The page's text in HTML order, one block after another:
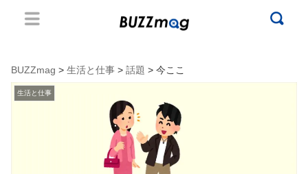
BUZZmag > 生活と仕事 > 話題 > 今ここ
生活と仕事